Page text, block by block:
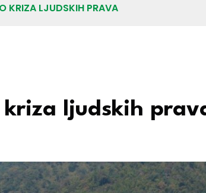
KRIZA LJUDSKIH PRAVA
ljudskih